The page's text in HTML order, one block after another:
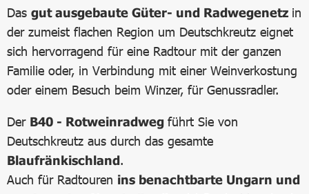
Das gut ausgebaute Güter- und Radwegenetz in
der zumeist flachen Region um Deutschkreutz eignet
sich hervorragend für eine Radtour mit der ganzen
Familie oder, in Verbindung mit einer Weinverkostung
oder einem Besuch beim Winzer, für Genussradler.
Der B40 - Rotweinradweg führt Sie von
Deutschkreutz aus durch das gesamte
Blaufränkischland.
Auch für Radtouren ins benachtbarte Ungarn und